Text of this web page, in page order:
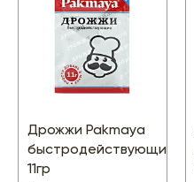
Дрожжи Pakmaya
быстродействующие
11гр